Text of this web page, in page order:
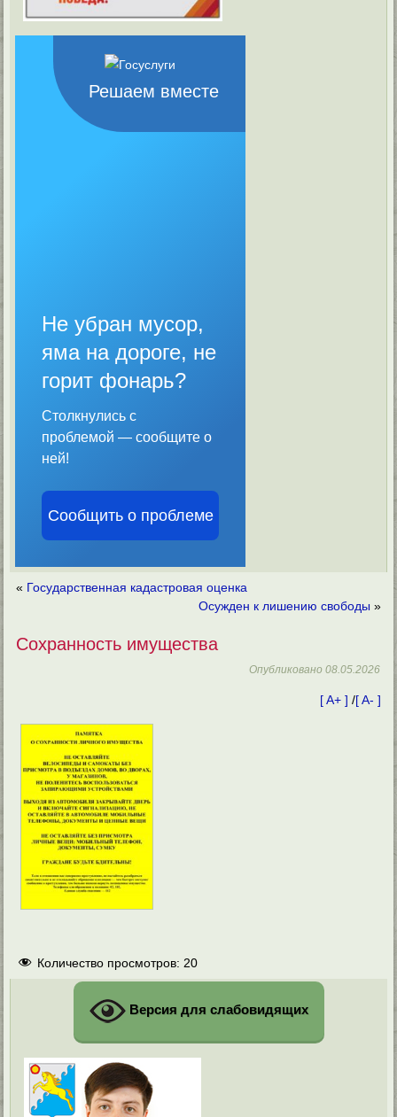
Решаем вместе
Не убран мусор,
яма на дороге, не
горит фонарь?
Столкнулись с
проблемой — сообщите о
ней!
Сообщить о проблеме
« Государственная кадастровая оценка
Осужден к лишению свободы »
Сохранность имущества
Опубликовано 08.05.2026
[ A+ ] /[ A- ]
Количество просмотров: 20
Версия для слабовидящих